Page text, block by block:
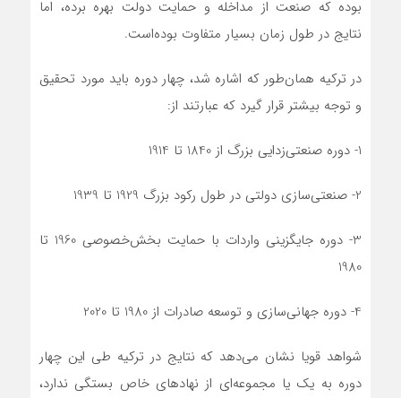
بوده که صنعت از مداخله و حمایت دولت بهره برده، اما
نتایج در طول زمان بسیار متفاوت بوده‌است.
در ترکیه همان‌طور که اشاره شد، چهار دوره باید مورد تحقیق
و توجه بیشتر قرار گیرد که عبارتند از:
1- دوره صنعتی‌زدایی بزرگ از 1840 تا 1914
2- صنعتی‌سازی دولتی در طول رکود بزرگ 1929 تا 1939
3- دوره جایگزینی واردات با حمایت بخش‌خصوصی 1960 تا
1980
4- دوره جهانی‌سازی و توسعه صادرات از 1980 تا 2020
شواهد قویا نشان می‌دهد که نتایج در ترکیه طی این چهار
دوره به یک یا مجموعه‌‌‌‌‌‌ای از نهادهای خاص بستگی ندارد،